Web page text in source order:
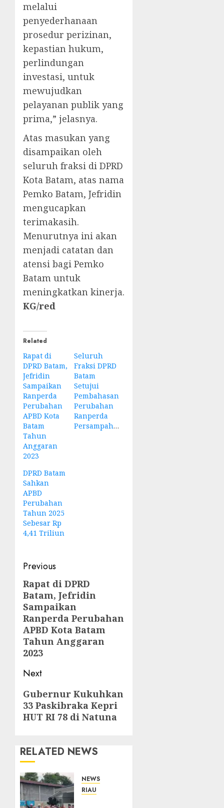
melalui
penyederhanaan
prosedur perizinan,
kepastian hukum,
perlindungan
investasi, untuk
mewujudkan
pelayanan publik yang
prima,” jelasnya.
Atas masukan yang
disampaikan oleh
seluruh fraksi di DPRD
Kota Batam, atas nama
Pemko Batam, Jefridin
mengucapkan
terimakasih.
Menurutnya ini akan
menjadi catatan dan
atensi bagi Pemko
Batam untuk
meningkatkan kinerja.
KG/red
Related
Rapat di
DPRD Batam,
Jefridin
Sampaikan
Ranperda
Perubahan
APBD Kota
Batam
Tahun
Anggaran
2023
Seluruh
Fraksi DPRD
Batam
Setujui
Pembahasan
Perubahan
Ranperda
Persampahan
DPRD Batam
Sahkan
APBD
Perubahan
Tahun 2025
Sebesar Rp
4,41 Triliun
Post
navigation
Previous
Previous
post:
Rapat di DPRD
Batam, Jefridin
Sampaikan
Ranperda Perubahan
APBD Kota Batam
Tahun Anggaran
2023
Next
Next
post:
Gubernur Kukuhkan
33 Paskibraka Kepri
HUT RI 78 di Natuna
RELATED NEWS
NEWS
RIAU